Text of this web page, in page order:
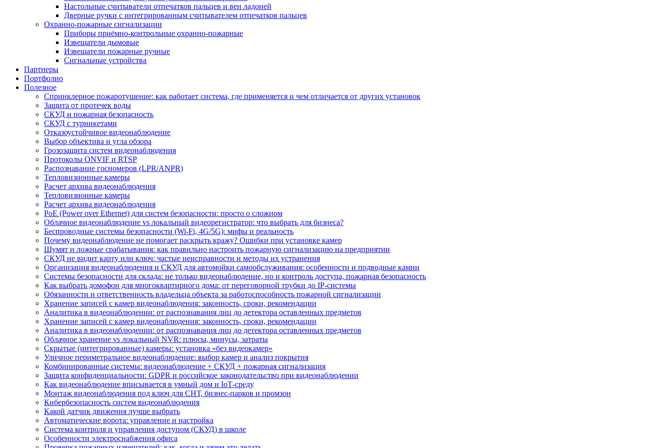
Настольные считыватели отпечатков пальцев и вен ладоней
Дверные ручки с интегрированным считывателем отпечатков пальцев
Охранно-пожарные сигнализации
Приборы приёмно-контрольные охранно-пожарные
Извещатели дымовые
Извещатели пожарные ручные
Сигнальные устройства
Партнеры
Портфолио
Полезное
Спринклерное пожаротушение: как работает система, где применяется и чем отличается от других установок
Защита от протечек воды
СКУД и пожарная безопасность
СКУД с турникетами
Отказоустойчивое видеонаблюдение
Выбор объектива и угла обзора
Грозозащита систем видеонаблюдения
Протоколы ONVIF и RTSP
Распознавание госномеров (LPR/ANPR)
Тепловизионные камеры
Расчет архива видеонаблюдения
Тепловизионные камеры
Расчет архива видеонаблюдения
PoE (Power over Ethernet) для систем безопасности: просто о сложном
Облачное видеонаблюдение vs локальный видеорегистратор: что выбрать для бизнеса?
Беспроводные системы безопасности (Wi-Fi, 4G/5G): мифы и реальность
Почему видеонаблюдение не помогает раскрыть кражу? Ошибки при установке камер
Шумят и ложные срабатывания: как правильно настроить пожарную сигнализацию на предприятии
СКУД не видит карту или ключ: частые неисправности и методы их устранения
Организация видеонаблюдения и СКУД для автомойки самообслуживания: особенности и подводные камни
Системы безопасности для склада: не только видеонаблюдение, но и контроль доступа, пожарная безопасность
Как выбрать домофон для многоквартирного дома: от переговорной трубки до IP-системы
Обязанности и ответственность владельца объекта за работоспособность пожарной сигнализации
Хранение записей с камер видеонаблюдения: законность, сроки, рекомендации
Аналитика в видеонаблюдении: от распознавания лиц до детектора оставленных предметов
Хранение записей с камер видеонаблюдения: законность, сроки, рекомендации
Аналитика в видеонаблюдении: от распознавания лиц до детектора оставленных предметов
Облачное хранение vs локальный NVR: плюсы, минусы, затраты
Скрытые (интегрированные) камеры: установка «без видеокамер»
Уличное периметральное видеонаблюдение: выбор камер и анализ покрытия
Комбинированные системы: видеонаблюдение + СКУД + пожарная сигнализация
Защита конфиденциальности: GDPR и российское законодательство при видеонаблюдении
Как видеонаблюдение вписывается в умный дом и IoT‑среду
Монтаж видеонаблюдения под ключ для СНТ, бизнес‑парков и промзон
Кибербезопасность систем видеонаблюдения
Какой датчик движения лучше выбрать
Автоматические ворота: управление и настройка
Система контроля и управления доступом (СКУД) в школе
Особенности электроснабжения офиса